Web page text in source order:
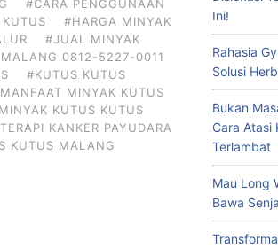
#CARA PENGGUNAAN
#HARGA MINYAK
#JUAL MINYAK
0812-5227-0011
#KUTUS KUTUS
MINYAK KUTUS
KUTUS KUTUS
KANKER PAYUDARA
KUTUS MALANG
Ini!
Rahasia
Solusi
Bukan
Cara Atasi
Terlambat
Mau Long
Bawa